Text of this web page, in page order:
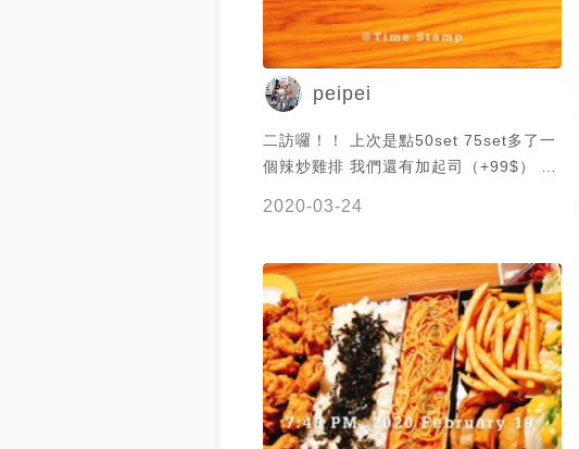
peipei
二訪囉！！ 上次是點50set 75set多了一
個辣炒雞排 我們還有加起司（+99$） 果
2020-03-24